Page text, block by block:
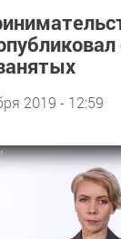
2019 - 12:59